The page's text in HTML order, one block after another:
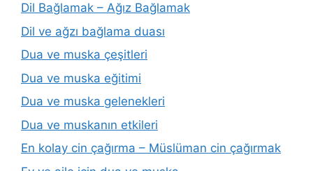
Dil Bağlamak – Ağız Bağlamak
Dil ve ağzı bağlama duası
Dua ve muska çeşitleri
Dua ve muska eğitimi
Dua ve muska gelenekleri
Dua ve muskanın etkileri
En kolay cin çağırma – Müslüman cin çağırmak